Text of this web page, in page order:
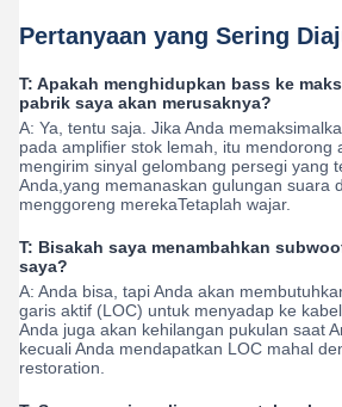
Pertanyaan yang Sering
T: Apakah menghidupkan bass ke
pabrik saya akan merusaknya?
A: Ya, tentu saja. Jika Anda
pada amplifier stok lemah, itu mendorong
mengirim sinyal gelombang persegi yang
Anda,yang memanaskan gulungan suara
menggoreng merekaTetaplah wajar.
T: Bisakah saya menambahkan
saya?
A: Anda bisa, tapi Anda akan
garis aktif (LOC) untuk menyadap ke
Anda juga akan kehilangan pukulan saat
kecuali Anda mendapatkan LOC mahal
restoration.